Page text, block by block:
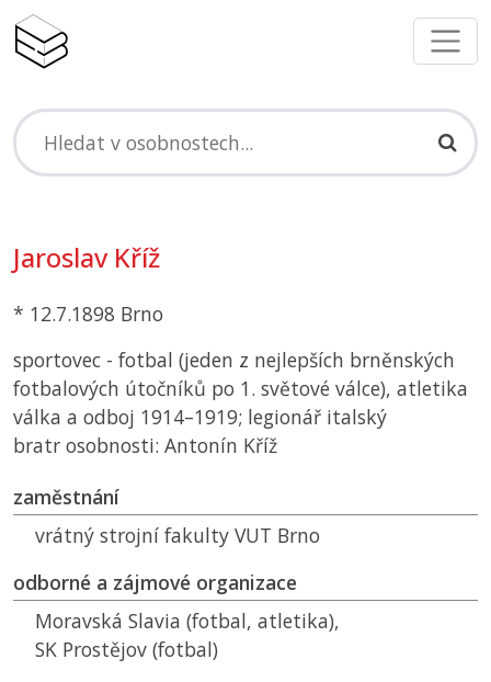
Jaroslav Kříž
* 12.7.1898 Brno
sportovec - fotbal (jeden z nejlepších brněnských
fotbalových útočníků po 1. světové válce), atletika
válka a odboj 1914–1919; legionář italský
bratr osobnosti: Antonín Kříž
zaměstnání
vrátný strojní fakulty VUT Brno
odborné a zájmové organizace
Moravská Slavia (fotbal, atletika),
SK Prostějov (fotbal)